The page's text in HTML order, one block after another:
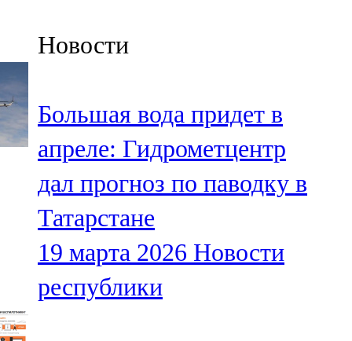
91,5 FM
106,1 FM
Кама тамагы
71,51 FM
Кукмара
107,9 FM
Лениногорский
Новости
Большая вода придет в
апреле: Гидрометцентр
дал прогноз по паводку в
Татарстане
19 марта 2026 Новости
республики